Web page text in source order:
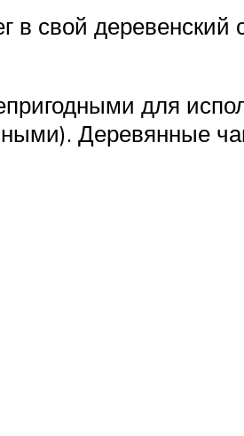
в свой деревенский
для
Деревянные